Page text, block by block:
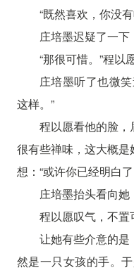
“既然喜欢，你没
庄培墨迟疑了一下
“那很可惜。”程以
庄培墨听了也微
这样。”
程以愿看他的脸
很有些禅味，这大概
想：“或许你已经明白
庄培墨抬头看向她
程以愿叹气，不置
让她有些介意的
然是一只女孩的手。